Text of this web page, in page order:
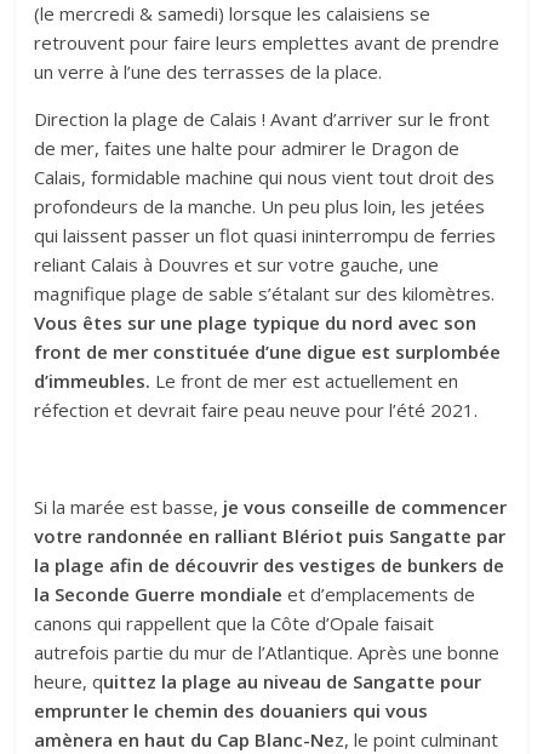
(le mercredi & samedi) lorsque les calaisiens se
retrouvent pour faire leurs emplettes avant de prendre
un verre à l’une des terrasses de la place.
Direction la plage de Calais ! Avant d’arriver sur le front
de mer, faites une halte pour admirer le Dragon de
Calais, formidable machine qui nous vient tout droit des
profondeurs de la manche. Un peu plus loin, les jetées
qui laissent passer un flot quasi ininterrompu de ferries
reliant Calais à Douvres et sur votre gauche, une
magnifique plage de sable s’étalant sur des kilomètres.
Vous êtes sur une plage typique du nord avec son
front de mer constituée d’une digue est surplombée
d’immeubles. Le front de mer est actuellement en
réfection et devrait faire peau neuve pour l’été 2021.
Si la marée est basse, je vous conseille de commencer
votre randonnée en ralliant Blériot puis Sangatte par
la plage afin de découvrir des vestiges de bunkers de
la Seconde Guerre mondiale et d’emplacements de
canons qui rappellent que la Côte d’Opale faisait
autrefois partie du mur de l’Atlantique. Après une bonne
heure, quittez la plage au niveau de Sangatte pour
emprunter le chemin des douaniers qui vous
amènera en haut du Cap Blanc-Nez, le point culminant